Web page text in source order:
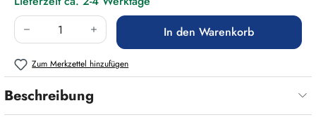
Produkt Anzahl: Gib den gewünschten Wert
In den Warenkorb
Zum Merkzettel hinzufügen
Beschreibung